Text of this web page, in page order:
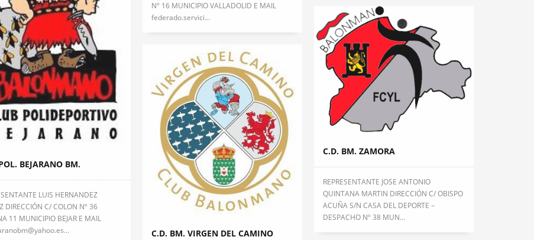
Nº 16 MUNICIPIO VALLADOLID E MAIL
federado.servici...
BEJARANO BM.
LUIS HERNANDEZ
DIRECCIÓN C/ COLON Nº 36
11 MUNICIPIO BEJAR E MAIL
C.D. BM. ZAMORA
REPRESENTANTE JOSE ANTONIO
QUINTANA MARTIN DIRECCIÓN C/ OBISPO
ACUÑA S/N CASA DEL DEPORTE –
DESPACHO Nº 38 MUN...
C.D. BM. VIRGEN DEL CAMINO